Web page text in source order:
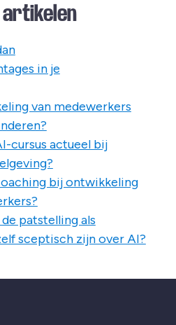
in je
van medewerkers
cursus actueel bij
bij ontwikkeling
patstelling als
sceptisch zijn over AI?